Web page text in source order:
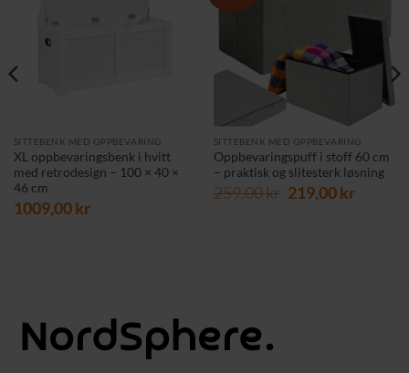
SITTEBENK MED OPPBEVARING
XL oppbevaringsbenk i hvitt
med retrodesign – 100 × 40 ×
46 cm
1009,00kr
SITTEBENK MED OPPBEVARING
Oppbevaringspuff i stoff 60 cm
– praktisk og slitesterk løsning
259,00kr Opprinnelig
219,00kr